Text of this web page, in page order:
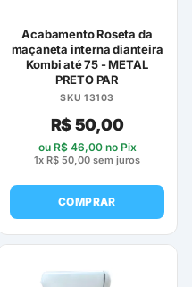
Acabamento Roseta da
maçaneta interna dianteira
Kombi até 75 - METAL
PRETO PAR
SKU 13103
R$50,00
ou R$46,00no Pix
1x R$ 50,00 sem juros
COMPRAR